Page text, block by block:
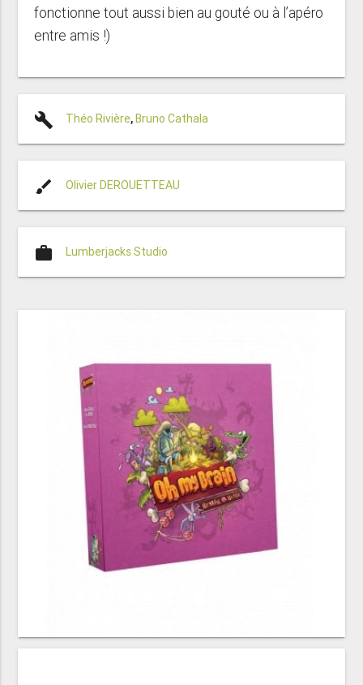
fonctionne tout aussi bien au gouté ou à l’apéro
entre amis !)
build Théo Rivière,Bruno Cathala
brush Olivier DEROUETTEAU
work Lumberjacks Studio